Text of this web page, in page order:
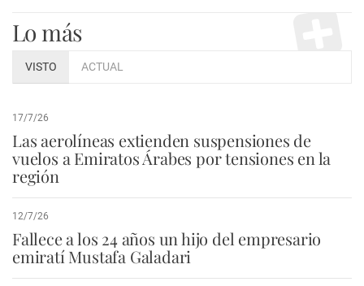
Lo más
VISTO ACTUAL
17/7/26
Las aerolíneas extienden suspensiones de
vuelos a Emiratos Árabes por tensiones en la
región
12/7/26
Fallece a los 24 años un hijo del empresario
emiratí Mustafa Galadari